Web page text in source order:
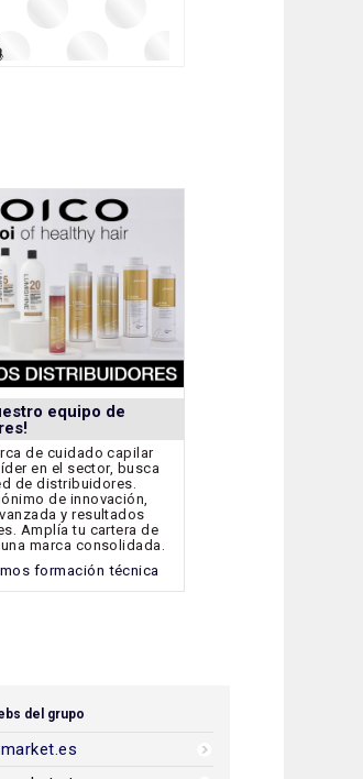
equipo de
de cuidado capilar
en el sector, busca
de distribuidores.
de innovación,
y resultados
Amplía tu cartera de
marca consolidada.
formación técnica
del grupo